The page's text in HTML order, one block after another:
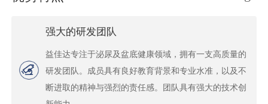
强大的研发团队
益佳达专注于泌尿及盆底健康领域，拥有一支高质量的
研发团队。成员具有良好教育背景和专业水准，以及不
断进取的精神与强烈的责任感。团队具有强大的技术创